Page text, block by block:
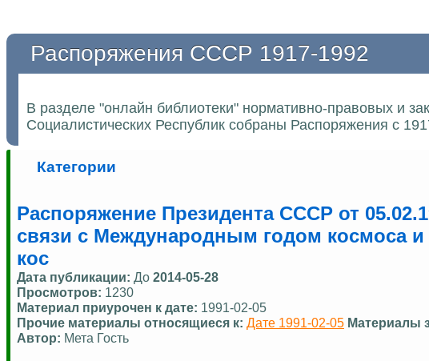
Распоряжения СССР 1917-1992
В разделе "онлайн библиотеки" нормативно-правовых и
Социалистических Республик собраны Распоряжения с
Категории
Распоряжение Президента СССР от
связи с Международным годом космоса и
кос
Дата публикации: До 2014-05-28
Просмотров: 1230
Материал приурочен к дате: 1991-02-05
Прочие материалы относящиеся к: Дате 1991-02-05 Материалы
Автор: Мета Гость